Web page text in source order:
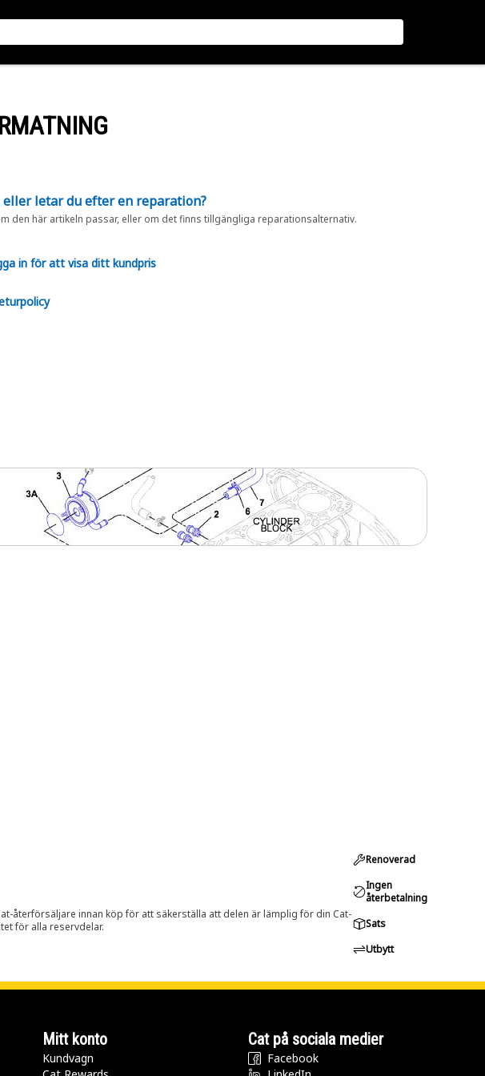
eller letar du efter en reparation?
den här artikeln passar, eller om det finns tillgängliga reparationsalternativ.
in för att visa ditt kundpris
återförsäljare innan köp för att säkerställa att delen är lämplig för din Cat-
för alla reservdelar.
Renoverad
Ingen
återbetalning
Sats
Utbytt
Mitt konto
Kundvagn
Cat på sociala medier
Facebook